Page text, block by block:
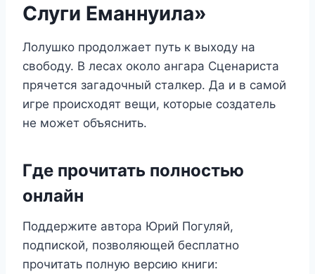
Слуги Еманнуила»
Лолушко продолжает путь к выходу на
свободу. В лесах около ангара Сценариста
прячется загадочный сталкер. Да и в самой
игре происходят вещи, которые создатель
не может объяснить.
Где прочитать полностью
онлайн
Поддержите автора Юрий Погуляй,
подпиской, позволяющей бесплатно
прочитать полную версию книги: